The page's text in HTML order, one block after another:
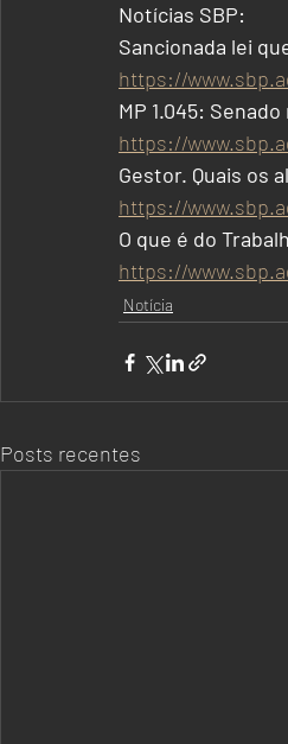
Notícias SBP:
Sancionada lei
https://
MP 1.045:
https://
Gestor. Quais os
https://
O que é do
https://
Notícia
Posts recentes